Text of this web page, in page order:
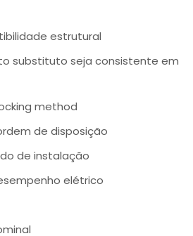
estrutural
substituto seja consistente em
method
de disposição
de instalação
elétrico